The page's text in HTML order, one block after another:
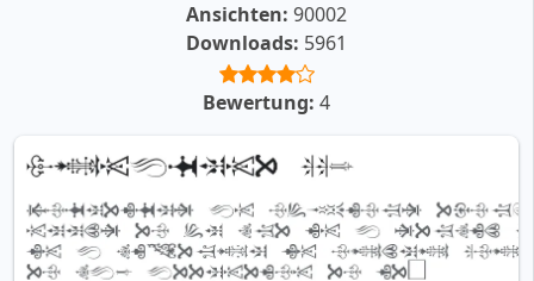
Ansichten: 90002
Downloads: 5961
Bewertung: 4